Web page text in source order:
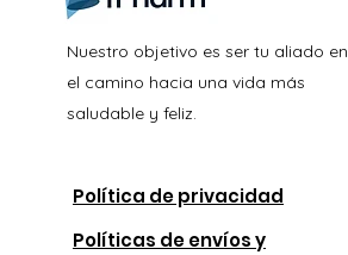
Nuestro objetivo es ser tu aliado en
el camino hacia una vida más
saludable y feliz.
Política de privacidad
Políticas de envíos y